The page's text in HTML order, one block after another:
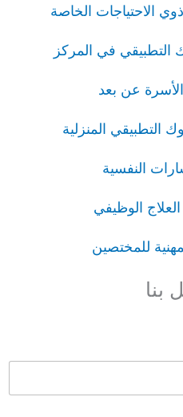
الاحتياجات الخاصة
في المركز
عن بعد
التطبيقي المنزلية
النفسية
الوظيفي
للمختصين
بنا